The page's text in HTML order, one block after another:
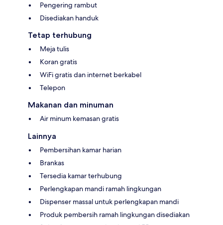
Pengering rambut
Disediakan handuk
Tetap terhubung
Meja tulis
Koran gratis
WiFi gratis dan internet berkabel
Telepon
Makanan dan minuman
Air minum kemasan gratis
Lainnya
Pembersihan kamar harian
Brankas
Tersedia kamar terhubung
Perlengkapan mandi ramah lingkungan
Dispenser massal untuk perlengkapan mandi
Produk pembersih ramah lingkungan disediakan